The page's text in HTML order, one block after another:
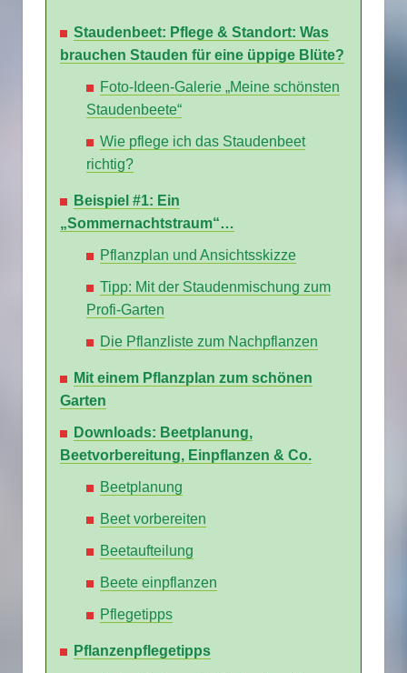
Staudenbeet: Pflege & Standort: Was
brauchen Stauden für eine üppige Blüte?
Foto-Ideen-Galerie „Meine schönsten
Staudenbeete“
Wie pflege ich das Staudenbeet
richtig?
Beispiel #1: Ein
„Sommernachtstraum“…
Pflanzplan und Ansichtsskizze
Tipp: Mit der Staudenmischung zum
Profi-Garten
Die Pflanzliste zum Nachpflanzen
Mit einem Pflanzplan zum schönen
Garten
Downloads: Beetplanung,
Beetvorbereitung, Einpflanzen & Co.
Beetplanung
Beet vorbereiten
Beetaufteilung
Beete einpflanzen
Pflegetipps
Pflanzenpflegetipps